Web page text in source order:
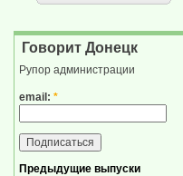
Говорит Донецк
Рупор администрации
email: *
Предыдущие выпуски